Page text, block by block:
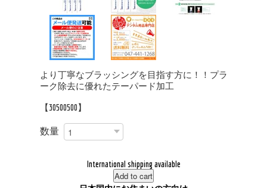
より丁寧なブラッシングを目指す方に！！プラ
ーク除去に優れたテーパード加工
【30500500】
数量
International shipping available
Add to cart